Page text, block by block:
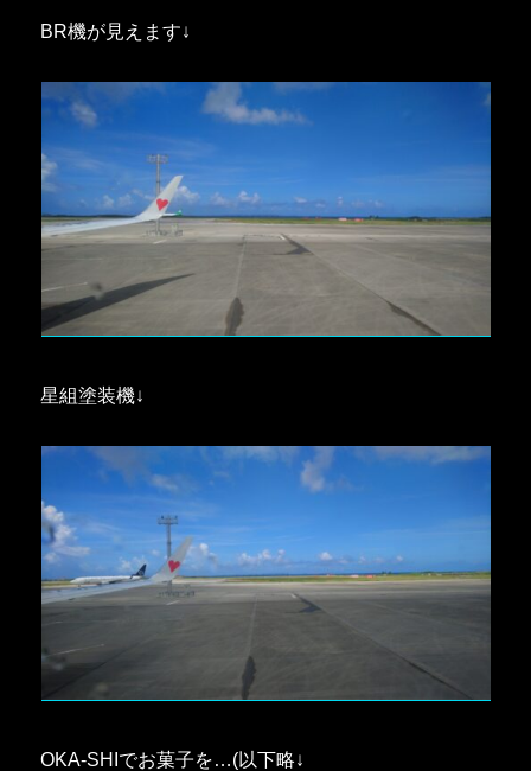
BR機が見えます↓
星組塗装機↓
OKA-SHIでお菓子を…(以下略↓